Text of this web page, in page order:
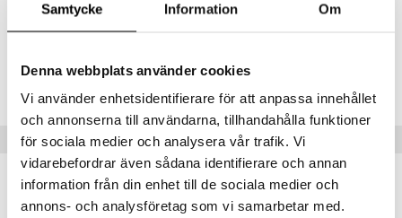
Samtycke Information Om
Denna webbplats använder cookies
Vi använder enhetsidentifierare för att anpassa innehållet
och annonserna till användarna, tillhandahålla funktioner
för sociala medier och analysera vår trafik. Vi
vidarebefordrar även sådana identifierare och annan
information från din enhet till de sociala medier och
annons- och analysföretag som vi samarbetar med.
Vinkkejä sinulle